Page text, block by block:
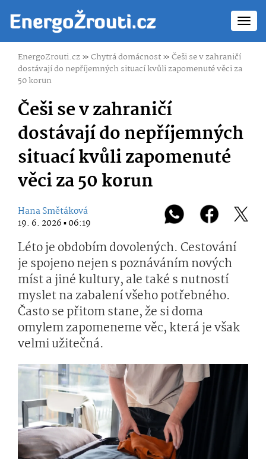
EnergoZrouti.cz»Chytrá domácnost»Češi se v zahraničí
dostávají do nepříjemných situací kvůli zapomenuté věci za
50 korun
Češi se v zahraničí
dostávají do nepříjemných
situací kvůli zapomenuté
věci za 50 korun
Hana Smětáková
19. 6. 2026 ▪ 06:19
Léto je obdobím dovolených. Cestování
je spojeno nejen s poznáváním nových
míst a jiné kultury, ale také s nutností
myslet na zabalení všeho potřebného.
Často se přitom stane, že si doma
omylem zapomeneme věc, která je však
velmi užitečná.